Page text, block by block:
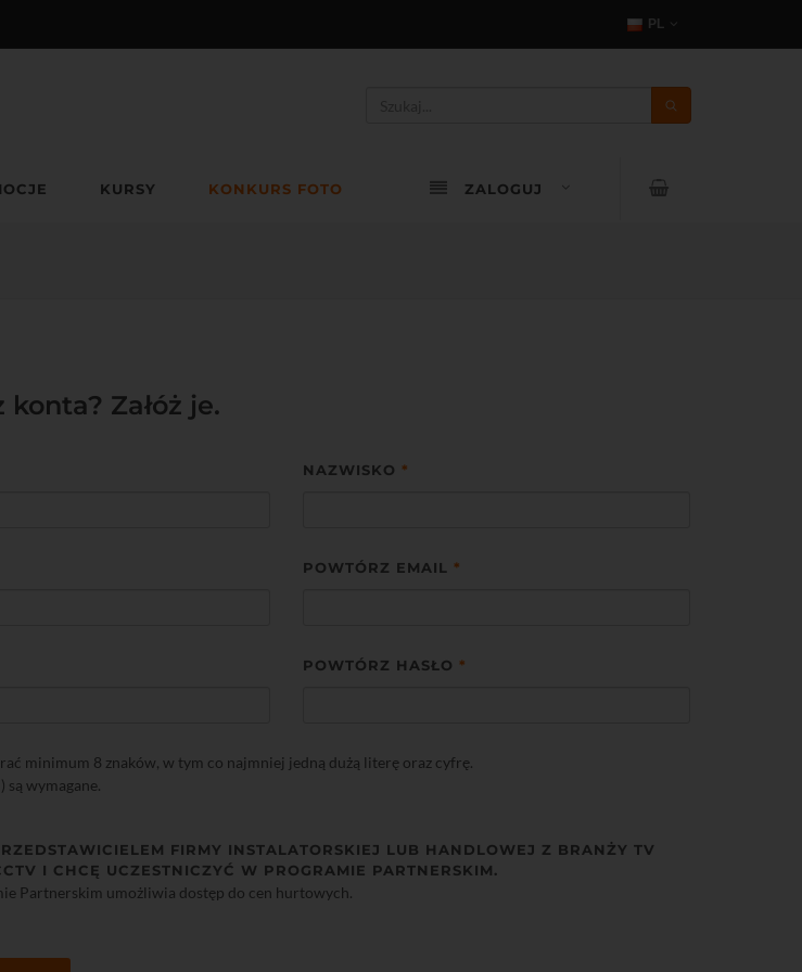
PL
KURSY KONKURS FOTO ZALOGUJ
konta? Załóż je.
NAZWISKO *
POWTÓRZ EMAIL *
POWTÓRZ HASŁO *
minimum 8 znaków, w tym co najmniej jedną dużą literę oraz cyfrę.
są wymagane.
FIRMY INSTALATORSKIEJ LUB HANDLOWEJ Z BRANŻY TV
I CHCĘ UCZESTNICZYĆ W PROGRAMIE PARTNERSKIM.
Partnerskim umożliwia dostęp do cen hurtowych.